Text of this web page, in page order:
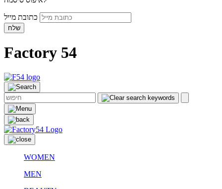
שלח
Factory 54
WOMEN
MEN